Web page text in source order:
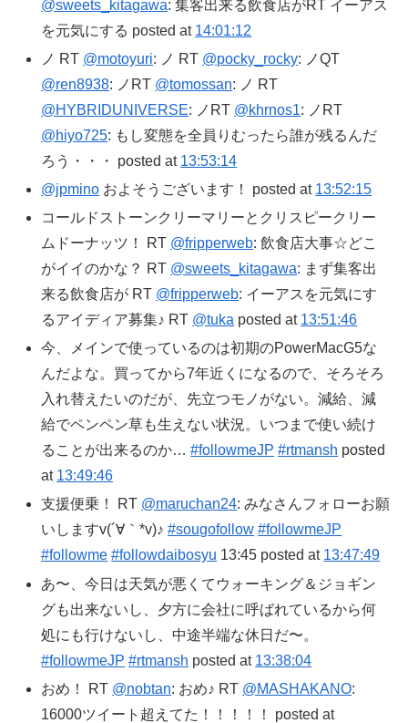
@sweets_kitagawa: 集客出来る飲食店がRT イーアス
を元気にする posted at 14:01:12
ノ RT @motoyuri: ノ RT @pocky_rocky: ノQT
@ren8938: ノRT @tomossan: ノ RT
@HYBRIDUNIVERSE: ノRT @khrnos1: ノRT
@hiyo725: もし変態を全員りむったら誰が残るんだ
ろう・・・ posted at 13:53:14
@jpmino およそうございます！ posted at 13:52:15
コールドストーンクリーマリーとクリスピークリー
ムドーナッツ！ RT @fripperweb: 飲食店大事☆どこ
がイイのかな？ RT @sweets_kitagawa: まず集客出
来る飲食店が RT @fripperweb: イーアスを元気にす
るアイディア募集♪ RT @tuka posted at 13:51:46
今、メインで使っているのは初期のPowerMacG5な
んだよな。買ってから7年近くになるので、そろそろ
入れ替えたいのだが、先立つモノがない。減給、減
給でペンペン草も生えない状況。いつまで使い続け
ることが出来るのか…#followmeJP #rtmansh posted
at 13:49:46
支援便乗！ RT @maruchan24: みなさんフォローお願
いしますv(´∀｀*v)♪#sougofollow #followmeJP
#followme #followdaibosyu 13:45 posted at 13:47:49
あ〜、今日は天気が悪くてウォーキング＆ジョギン
グも出来ないし、夕方に会社に呼ばれているから何
処にも行けないし、中途半端な休日だ〜。
#followmeJP #rtmansh posted at 13:38:04
おめ！ RT @nobtan: おめ♪ RT @MASHAKANO:
16000ツイート超えてた！！！！！ posted at